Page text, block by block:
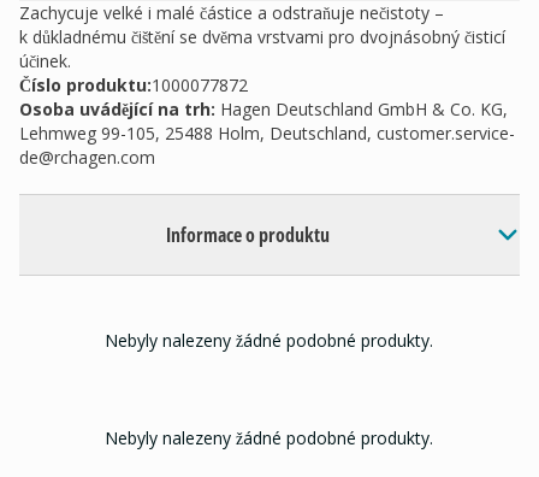
Zachycuje velké i malé částice a odstraňuje nečistoty –
k důkladnému čištění se dvěma vrstvami pro dvojnásobný čisticí
účinek.
Číslo produktu:1000077872
Osoba uvádějící na trh: Hagen Deutschland GmbH & Co. KG,
Lehmweg 99-105, 25488 Holm, Deutschland, customer.service-
de@rchagen.com
Informace o produktu
Nebyly nalezeny žádné podobné produkty.
Nebyly nalezeny žádné podobné produkty.